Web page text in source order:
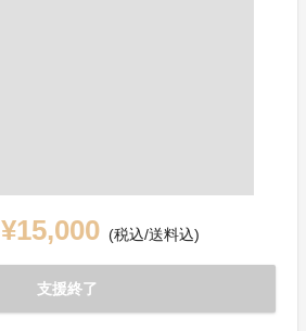
¥15,000 (税込/送料込)
支援終了